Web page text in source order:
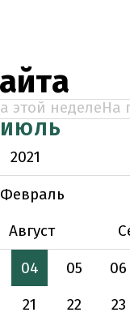
этой неделеНа
ИЮЛЬ
2021
Февраль
Август
04 05 06
21 22 23